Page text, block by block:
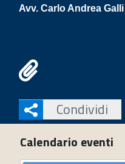
Avv. Carlo Andrea Galli
Condividi
Calendario eventi